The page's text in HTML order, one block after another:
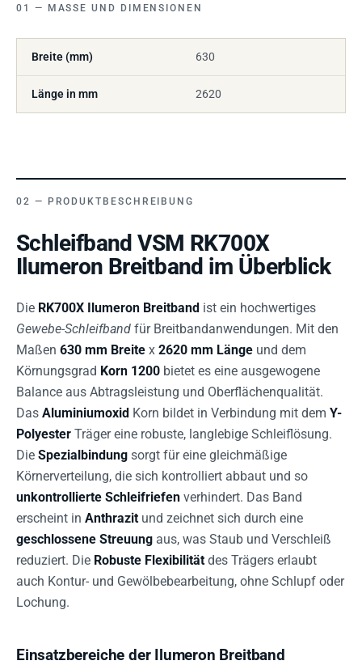
MASSE UND DIMENSIONEN
Breite (mm) 630
Länge in mm 2620
PRODUKTBESCHREIBUNG
Schleifband VSM RK700X
Ilumeron Breitband im Überblick
Die RK700X Ilumeron Breitband ist ein hochwertiges
Gewebe-Schleifband für Breitbandanwendungen. Mit den
Maßen 630 mm Breite x 2620 mm Länge und dem
Körnungsgrad Korn 1200 bietet es eine ausgewogene
Balance aus Abtragsleistung und Oberflächenqualität.
Das Aluminiumoxid Korn bildet in Verbindung mit dem Y-
Polyester Träger eine robuste, langlebige Schleiflösung.
Die Spezialbindung sorgt für eine gleichmäßige
Körnerverteilung, die sich kontrolliert abbaut und so
unkontrollierte Schleifriefen verhindert. Das Band
erscheint in Anthrazit und zeichnet sich durch eine
geschlossene Streuung aus, was Staub und Verschleiß
reduziert. Die Robuste Flexibilität des Trägers erlaubt
auch Kontur- und Gewölbebearbeitung, ohne Schlupf oder
Lochung.
Einsatzbereiche der Ilumeron Breitband